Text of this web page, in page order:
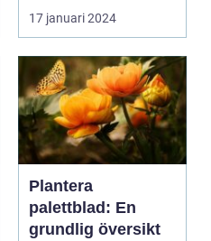
olika palet...
17 januari 2024
Plantera
palettblad: En
grundlig översikt